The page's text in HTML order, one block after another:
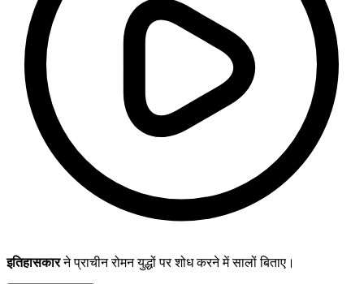
इतिहासकारने प्राचीन रोमन युद्धों पर शोध करने में सालों बिताए।